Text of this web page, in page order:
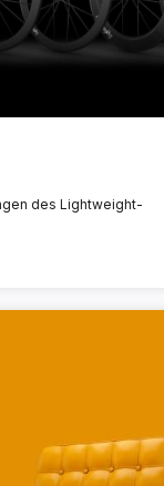
des Lightweight-